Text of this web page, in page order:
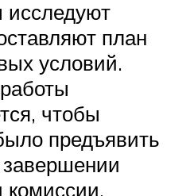
план
условий.
чтобы
предъявить
комиссии.